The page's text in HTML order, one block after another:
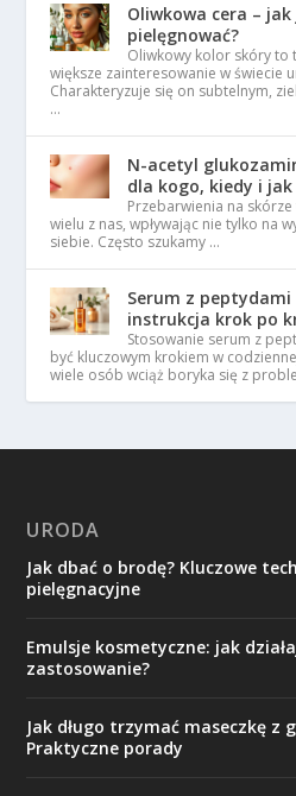
Oliwkowa cera –
pielęgnować?
Oliwkowy kolor skóry to
większe zainteresowanie w świecie
Charakteryzuje się on subtelnym,
…
N-acetyl
dla kogo, kiedy i
Przebarwienia na
wielu z nas, wpływając nie tylko na
siebie. Często szukamy …
Serum z
instrukcja krok po
Stosowanie serum z
być kluczowym krokiem w
wiele osób wciąż boryka się z
URODA
Jak dbać o brodę? Kluczowe
pielęgnacyjne
Emulsje kosmetyczne: jak
zastosowanie?
Jak długo trzymać maseczkę z
Praktyczne porady